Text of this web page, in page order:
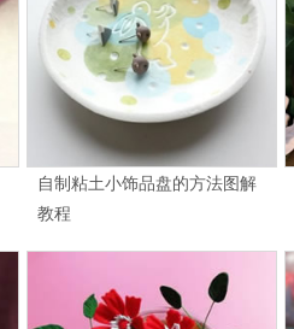
自制粘土小饰品盘的方法图解
教程